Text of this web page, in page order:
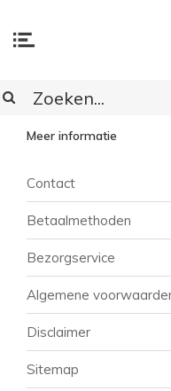
Meer informatie
Contact
Betaalmethoden
Bezorgservice
Algemene
Disclaimer
Sitemap